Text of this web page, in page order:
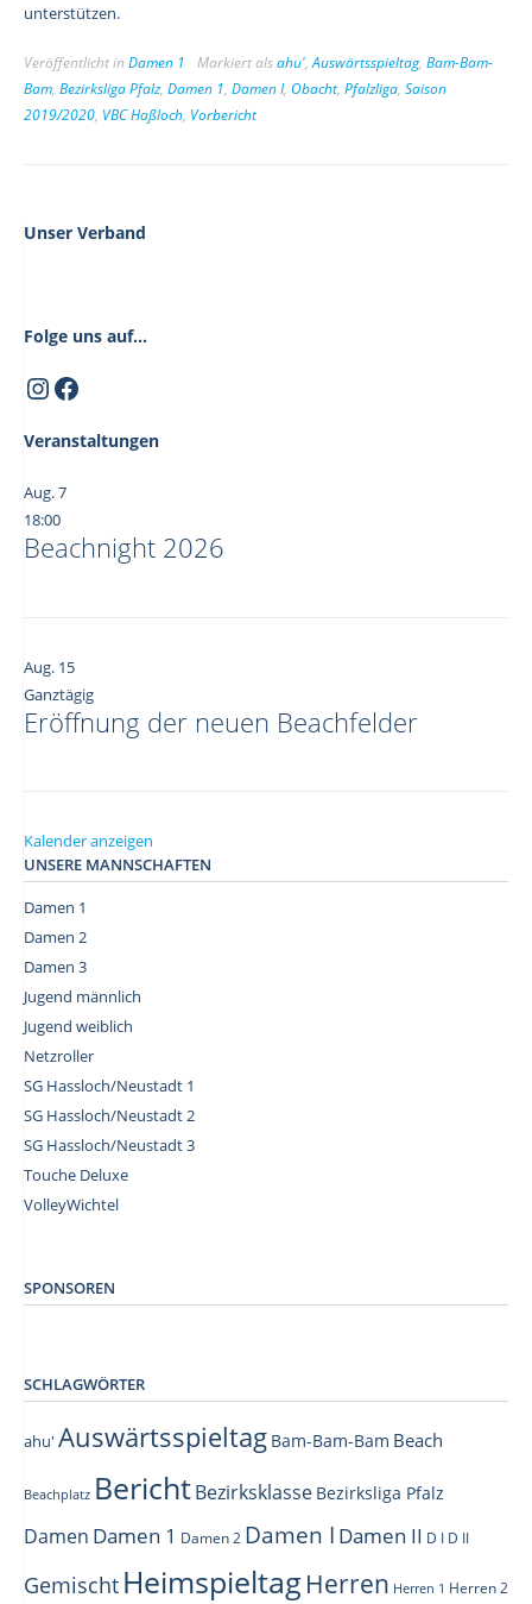
unterstützen.
Veröffentlicht in Damen 1 Markiert alsahu',Auswärtsspieltag, Bam-Bam-
Bam, Bezirksliga Pfalz, Damen 1, Damen I, Obacht, Pfalzliga, Saison
2019/2020, VBC Haßloch, Vorbericht
Unser Verband
Folge uns auf...
Instagram
Facebook
Veranstaltungen
Aug.7
18:00
Beachnight 2026
Aug. 15
Ganztägig
Eröffnung der neuen Beachfelder
Kalender anzeigen
UNSERE MANNSCHAFTEN
Damen 1
Damen 2
Damen 3
Jugend männlich
Jugend weiblich
Netzroller
SG Hassloch/Neustadt 1
SG Hassloch/Neustadt 2
SG Hassloch/Neustadt 3
Touche Deluxe
VolleyWichtel
SPONSOREN
SCHLAGWÖRTER
ahu' Auswärtsspieltag Bam-Bam-Bam Beach
Beachplatz BerichtBezirksklasse Bezirksliga Pfalz
Damen Damen 1 Damen 2 Damen I Damen II D I D II
Gemischt Heimspieltag Herren Herren 1 Herren 2